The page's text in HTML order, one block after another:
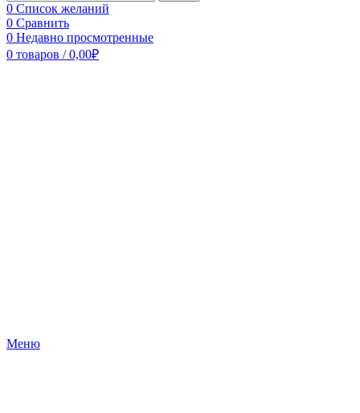
0 Список желаний
0 Сравнить
0 Недавно просмотренные
0 товаров / 0,00₽
Меню